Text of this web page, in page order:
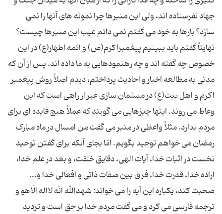
جهاد نفرستاده اند، ولى اين منبرها چرا نمونه هاى آنها را نمى
سازد؟ بارها به خود مى گفتم نمى دانم عيب اين منبرها چيست؟
نهايتاً گفتم بايد ببينيم پيغمبراکرم(ص) و ائمه اطهار(ع) در اين
خصوص چه گفته اند و چه رهنمودهايى به ما داده اند. پس از آن که
مدتى به مطالعه اخبار و احاديث پرداختم، ديدم اصلاً روش پيغمبر
اکرم و اهل بيت(ع) در مسلمان سازى غير از راهى است که اين
وعاظ مى روند. اينها چيزهايى مى گويند که عملاً هيچ فايده اى براى
مردم ندارد. مثلاً واعظى در منبر مى گفت من امسال در ماه مبارک
رمضان مى خواهم توحيد بگويم. امّا بجاى آنکه براى گفتن توحيد
نخست در اثبات خدا، آيات الهى، دقايق خلقت، و بعد در علم خدا،
اراده خدا، قدرت خدا، فرق بين صفات ذاتى و افعالى خدا و...
صحبت کند، يکباره اين آيه را مى خواند: شهداللّه انّه لااله الّاهو و
ترجمه فارسى مى کرد و مى گفت مردم خدا بر حق است و ترديد